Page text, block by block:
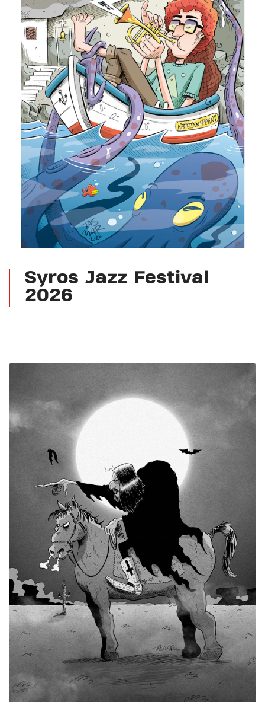
Syros Jazz Festival
2026